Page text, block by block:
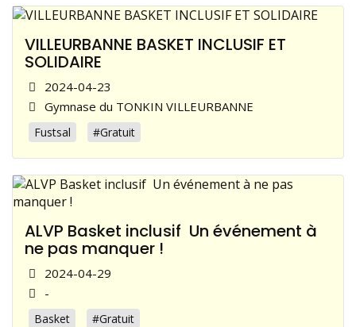
VILLEURBANNE BASKET INCLUSIF ET
SOLIDAIRE
2024-04-23
Gymnase du TONKIN VILLEURBANNE
Fustsal #Gratuit
ALVP Basket inclusif Un événement à
ne pas manquer !
2024-04-29
-
Basket #Gratuit